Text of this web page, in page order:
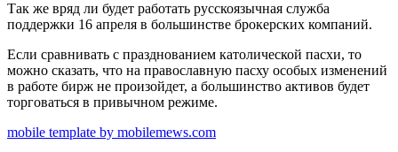
Так же вряд ли будет работать русскоязычная служба
поддержки 16 апреля в большинстве брокерских компаний.
Если сравнивать с празднованием католической пасхи, то
можно сказать, что на православную пасху особых изменений
в работе бирж не произойдет, а большинство активов будет
торговаться в привычном режиме.
mobile template by mobilemews.com